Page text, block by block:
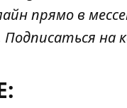
прямо в
Подписаться на